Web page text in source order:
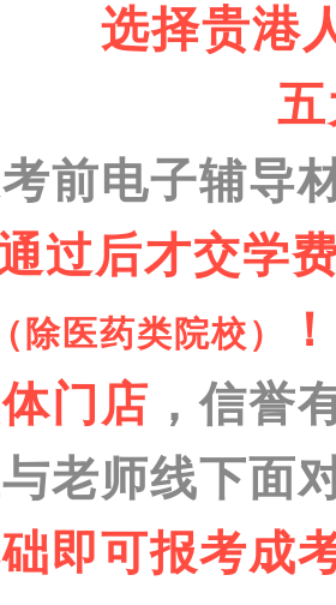
选择贵港
前电子辅导
过后才交学
（除医药类院校）
！
门店 ，信誉
老师线下面
即可报考成